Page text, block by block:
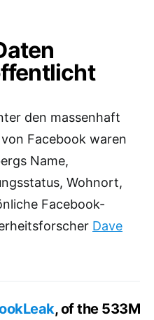
den massenhaft
Facebook waren
Name,
Wohnort,
Facebook-
Dave
, of the 533M